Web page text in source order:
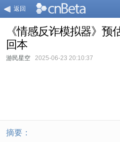
返回
《情感反诈模拟器》预
回本
游民星空 2025-06-23 20:10:37
摘要：